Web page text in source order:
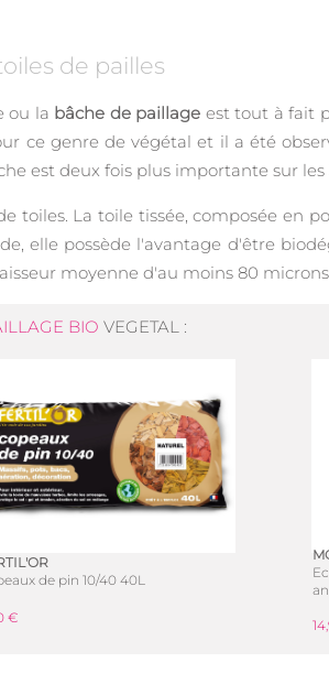
de pailles
ou la bâche de paillage est tout à fait
ce genre de végétal et il a été
est deux fois plus importante sur les
toiles. La toile tissée, composée en
elle possède l'avantage d'être
moyenne d'au moins 80
BIO VEGETAL :
de pin 10/40 40L
€